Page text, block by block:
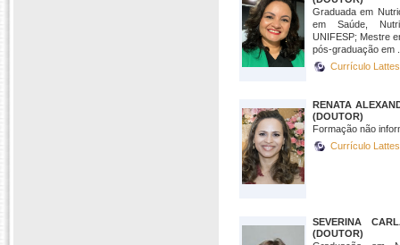
Graduada em
em Saúde,
UNIFESP; Mestre
pós-graduação em
Currículo
RENATA
(DOUTOR)
Formação não
Currículo
SEVERINA
(DOUTOR)